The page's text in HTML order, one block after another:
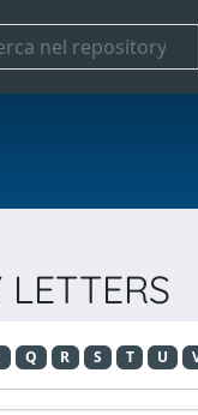
Q R S T U